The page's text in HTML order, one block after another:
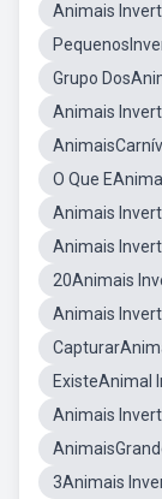
Animais
Grupo
Animais
O Que
Animais
Animais
20Animais
Animais
ExisteAnimal
Animais
3Animais